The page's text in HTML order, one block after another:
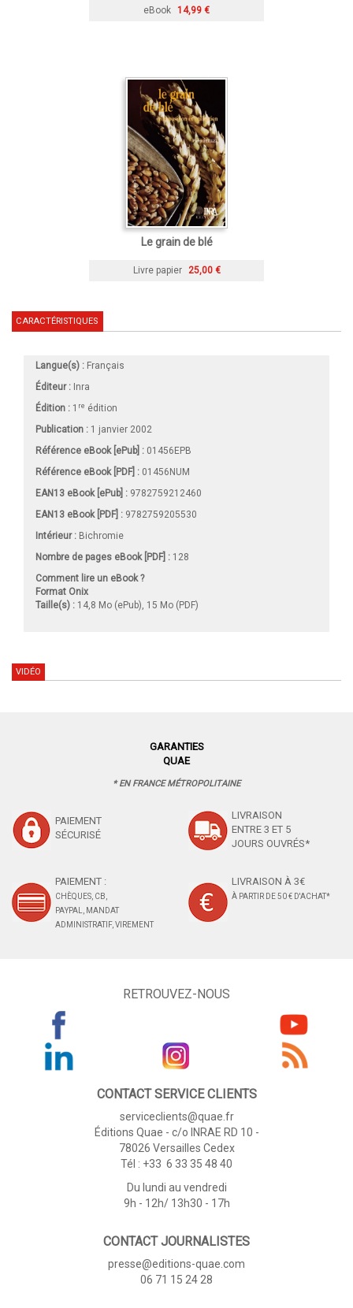
eBook 14,99 €
Le grain de blé
Livre papier 25,00 €
CARACTÉRISTIQUES
Langue(s) : Français
Éditeur : Inra
Édition : 1 re édition
Publication : 1 janvier 2002
Référence eBook [ePub] : 01456EPB
Référence eBook [PDF] : 01456NUM
EAN13 eBook [ePub] : 9782759212460
EAN13 eBook [PDF] : 9782759205530
Intérieur : Bichromie
Nombre de pages eBook [PDF] : 128
Comment lire un eBook ?
Format Onix
Taille(s) : 14,8 Mo (ePub), 15 Mo (PDF)
VIDÉO
GARANTIES
QUAE
* EN FRANCE MÉTROPOLITAINE
PAIEMENT
SÉCURISÉ
LIVRAISON
ENTRE 3 ET 5
JOURS OUVRÉS*
PAIEMENT :
CHÈQUES, CB,
PAYPAL, MANDAT
ADMINISTRATIF, VIREMENT
LIVRAISON À 3€
À PARTIR DE 50 € D'ACHAT*
RETROUVEZ-NOUS
CONTACT SERVICE CLIENTS
serviceclients@quae.fr
Éditions Quae - c/o INRAE RD 10 -
78026 Versailles Cedex
Tél : +33 6 33 35 48 40
Du lundi au vendredi
9h - 12h/ 13h30 - 17h
CONTACT JOURNALISTES
presse@editions-quae.com
06 71 15 24 28